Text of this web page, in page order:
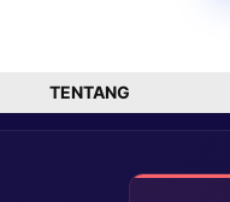
TENTANG